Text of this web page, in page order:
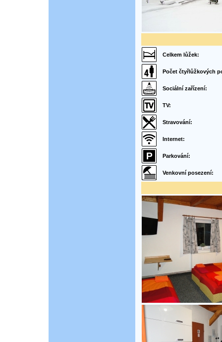
Celkem lůžek:
Počet čtyřlůžkových
Sociální zařízení:
TV:
Stravování:
Internet:
Parkování:
Venkovní posezení: